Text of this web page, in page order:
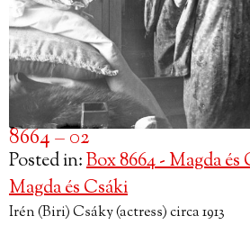
8664 – 02
Posted in:Box 8664 - Magda és
Magda és Csáki
Irén (Biri) Csáky (actress) circa 1913